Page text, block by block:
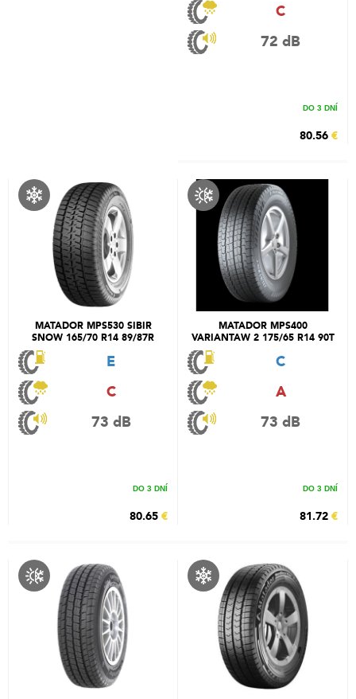
C
72 dB
DO 3 DNÍ
80.56 €
MATADOR MPS530 SIBIR
SNOW 165/70 R14 89/87R
E
C
73 dB
DO 3 DNÍ
80.65 €
MATADOR MPS400
VARIANTAW 2 175/65 R14 90T
C
A
73 dB
DO 3 DNÍ
81.72 €